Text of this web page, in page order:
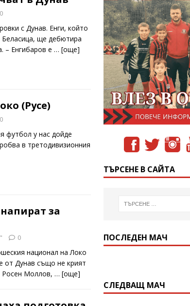
0
с Дунав. Енги, който
Беласица, ще дебютира
– Енгибаров е … [oще]
(Русе)
0
футбол у нас дойде
в третодивизионния
за
0
национал на Локо
от Дунав също не крият
Росен Моллов, … [oще]
ТЪРСЕНЕ В САЙТА
ПОСЛЕДЕН МАЧ
СЛЕДВАЩ МАЧ